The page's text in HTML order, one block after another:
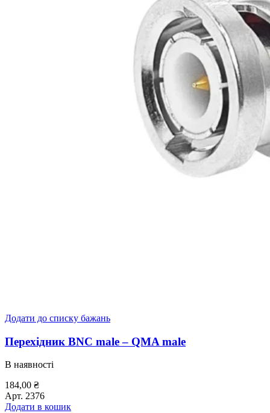
Додати до списку бажань
Перехідник BNC male – QMA male
В наявності
184,00 ₴
Арт. 2376
Додати в кошик